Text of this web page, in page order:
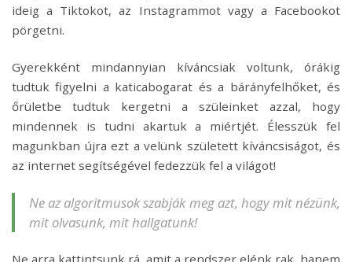
ideig a Tiktokot, az Instagrammot vagy a Facebookot
pörgetni.
Gyerekként mindannyian kíváncsiak voltunk, órákig
tudtuk figyelni a katicabogarat és a bárányfelhőket, és
őrületbe tudtuk kergetni a szüleinket azzal, hogy
mindennek is tudni akartuk a miértjét. Élesszük fel
magunkban újra ezt a velünk született kíváncsiságot, és
az internet segítségével fedezzük fel a világot!
Ne az algoritmusok szabják meg azt, hogy mit nézünk,
mit olvasunk, mit hallgatunk!